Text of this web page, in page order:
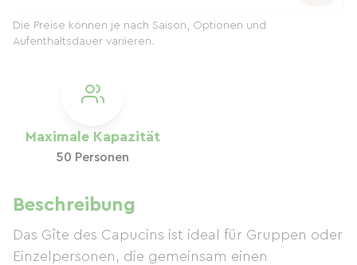
Maximale Kapazität
50 Personen
Beschreibung
Das Gîte des Capucins ist ideal für Gruppen oder
Einzelpersonen, die gemeinsam einen
Die Preise können je nach Saison, Optionen und
Aufenthaltsdauer variieren.